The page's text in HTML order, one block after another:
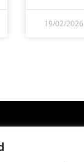
19/02/2026